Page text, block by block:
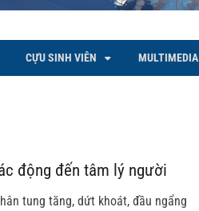
CỰU SINH VIÊN MULTIMEDIA
động đến tâm lý người
tung tăng, dứt khoát, đầu ngẩng